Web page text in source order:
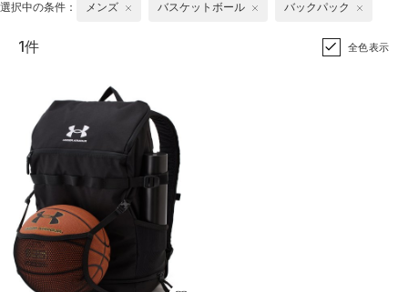
選択中の条件： メンズ バスケットボール バックパック
1件 全色表示